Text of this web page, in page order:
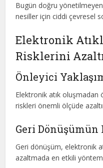
Bugün doğru
nesiller için ciddi çevresel
Elektronik
Risklerini
Önleyici
Elektronik atık oluşmadan
riskleri önemli ölçüde
Geri Dönüşümün
Geri dönüşüm, elektronik
azaltmada en etkili